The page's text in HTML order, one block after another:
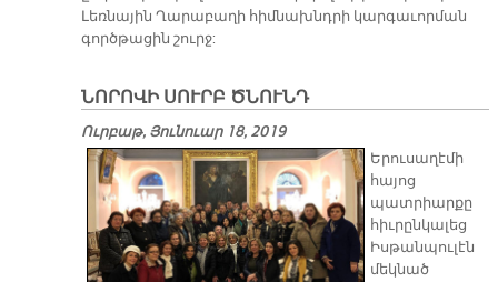
Լեռնային Ղարաբաղի հիմնախնդրի կարգաւորման
գործթացին շուրջ:
ՆՈՐՈՎԻ ՍՈՒՐԲ ԾՆՈՒՆԴ
Ուրբաթ, Յունուար 18, 2019
Երուսաղէմի
հայոց
պատրիարքը
հիւրընկալեց
Իսթանպուլէն
մեկնած